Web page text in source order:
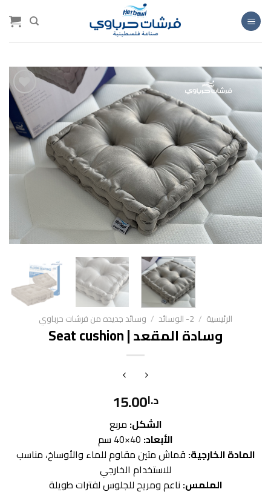
تخطي
للمحتوى
Add to
wishlist
الرئيسية / 2- الوسائد / وسائد جديده من فرشات حرباوي
وسادة المقعد | Seat cushion
د.ا15.00
الشكل: مربع
الأبعاد:
المادة الخارجية: قماش متين مقاوم للماء والأوساخ، مناسب
للاستخدام الخارجي
الملمس: ناعم ومريح للجلوس لفترات طويلة